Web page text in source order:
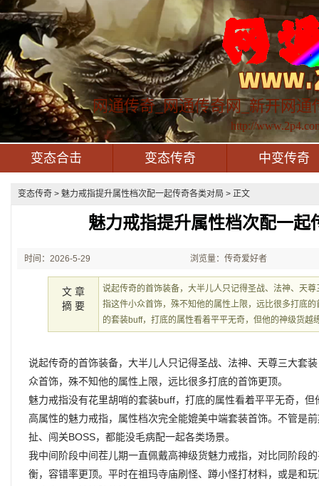
网通传奇_网通传奇网_新开网通
http://
变态合击 变态传奇 中变传奇
变态传奇 > 魅力戒指提升属性档次配一起传奇各类对局 > 正文
魅力戒指提升属性档次配一起
时间：2026-5-29
21:32:45
浏览量：传奇爱好者
文 章
摘 要
说起传奇的首饰装备，大半儿人只记得圣战、法神、天
指这件小众首饰，殊不知他的属性上限，远比很多打底
的套装buff，打底的属性看着平平无奇，但他的神级货越
说起传奇的首饰装备，大半儿人只记得圣战、法神、天尊三大套
众首饰，殊不知他的属性上限，远比很多打底的首饰更顶。
魅力戒指没有花里胡哨的套装buff，打底的属性看着平平无奇，
高属性的魅力戒指，属性档次完全能媲美中端套装首饰。不管是
扯、闯关BOSS，都能没毛病配一起各类场景。
我中间阶段中间茬儿期一直佩戴高神级货魅力戒指，对比同阶段
衡，容错率更顶。平时在祖玛寺庙刷怪、蹲小怪打材料，或是和